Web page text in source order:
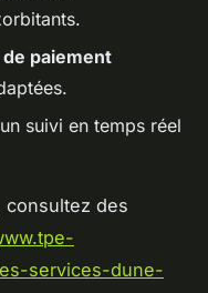
paiement
suivi en temps réel
consultez des
services-dune-